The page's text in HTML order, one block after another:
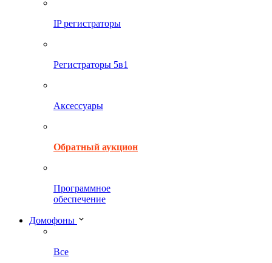
IP регистраторы
Регистраторы 5в1
Аксессуары
Обратный аукцион
Программное
обеспечение
Домофоны
Все